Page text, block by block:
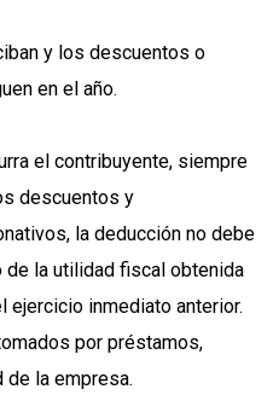
y los descuentos o
en el año.
el contribuyente, siempre
descuentos y
la deducción no debe
de la utilidad fiscal obtenida
ejercicio inmediato anterior.
por préstamos,
de la empresa.